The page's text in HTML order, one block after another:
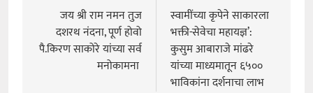
navigation
जय श्री राम नमन तुज
दशरथ नंदना, पूर्ण होवो
पै.किरण साकोरे यांच्या सर्व
मनोकामना
स्वामींच्या कृपेने साकारला
भक्ती-सेवेचा महायज्ञ’:
कुसुम आबाराजे मांढरे
यांच्या माध्यमातून ६५००
भाविकांना दर्शनाचा लाभ